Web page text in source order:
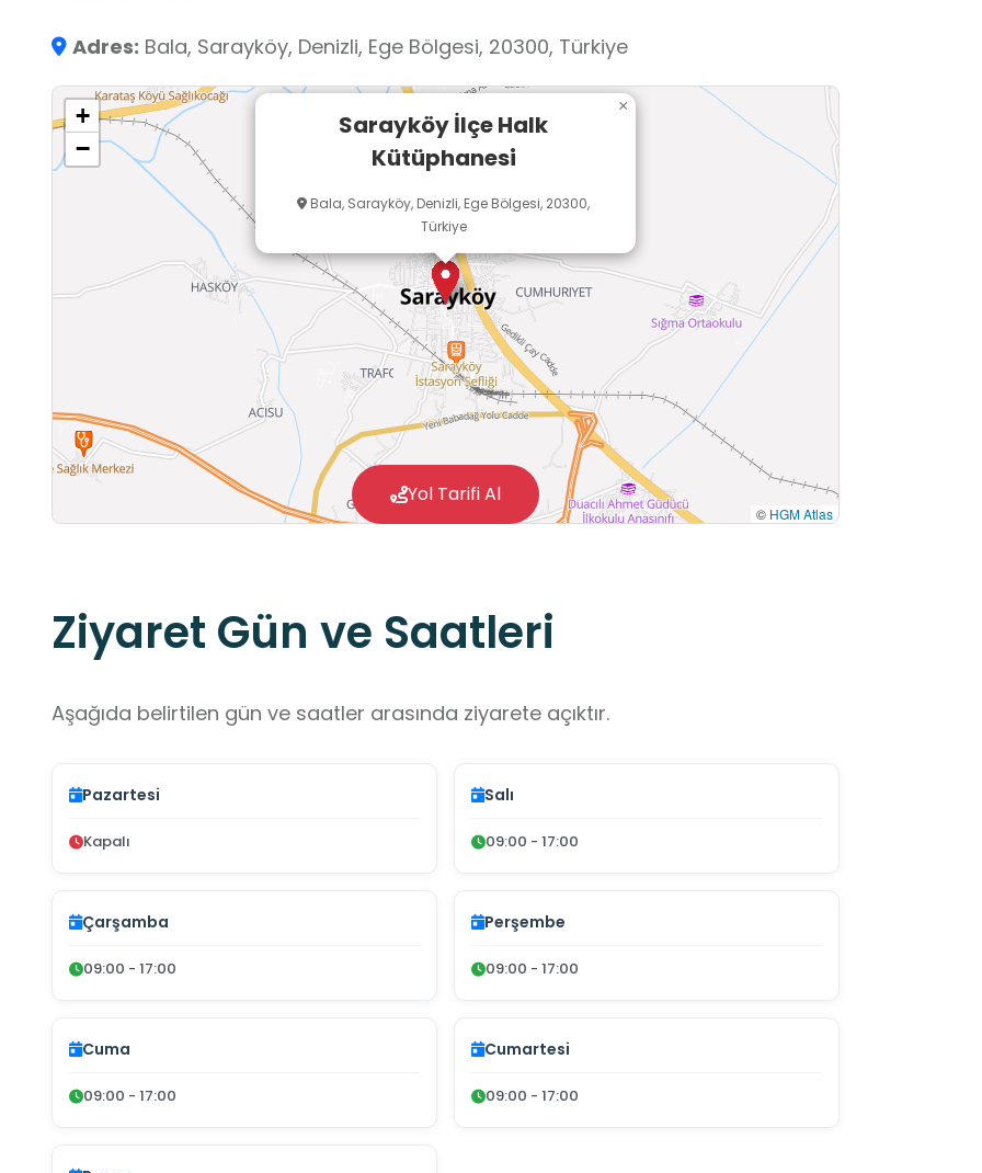
Adres: Bala, Sarayköy, Denizli, Ege Bölgesi, 20300, Türkiye
Sarayköy İlçe Halk
Kütüphanesi
Bala, Sarayköy, Denizli, Ege Bölgesi, 20300,
Türkiye
×
+
−
© HGM Atlas
Yol Tarifi Al
Ziyaret Gün ve Saatleri
Aşağıda belirtilen gün ve saatler arasında ziyarete açıktır.
Pazartesi
Kapalı
Salı
09:00 - 17:00
Çarşamba
09:00 - 17:00
Perşembe
09:00 - 17:00
Cuma
09:00 - 17:00
Cumartesi
09:00 - 17:00